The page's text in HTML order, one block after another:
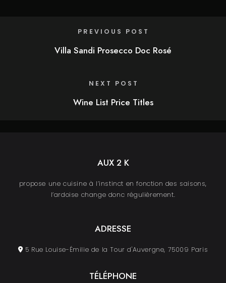
PREVIOUS POST
Villa Sandi Prosecco Doc Rosé
NEXT POST
Wine List Price Titles
AUX 2 K
propose une cuisine à l’instinct en fonction des saisons,
l’ardoise change donc régulièrement.
ADRESSE
5 Rue Louise-Émilie de la Tour d'Auvergne, 75009 Paris
TÉLÉPHONE